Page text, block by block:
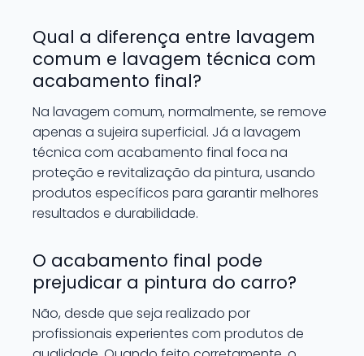
Qual a diferença entre lavagem
comum e lavagem técnica com
acabamento final?
Na lavagem comum, normalmente, se remove
apenas a sujeira superficial. Já a lavagem
técnica com acabamento final foca na
proteção e revitalização da pintura, usando
produtos específicos para garantir melhores
resultados e durabilidade.
O acabamento final pode
prejudicar a pintura do carro?
Não, desde que seja realizado por
profissionais experientes com produtos de